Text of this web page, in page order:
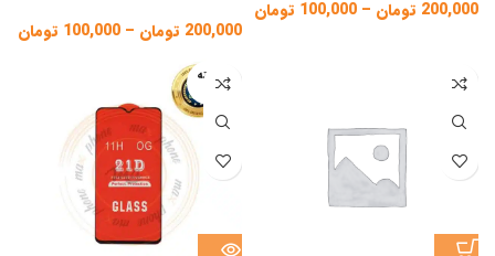
200,000 تومان –
100,000 تومان
range:
through
200,000 تومان
200,000 تومان –
100,000 تومان
فروخته
شده